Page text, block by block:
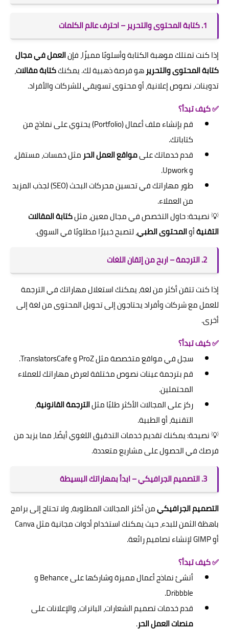
1. كتابة المحتوى والتحرير – احترف عالم الكلمات
إذا كنت تمتلك موهبة الكتابة وأسلوبًا مميزًا، فإنالعمل في مجال
كتابة المحتوى والتحريرهو فرصة ذهبية لك. يمكنككتابة مقالات،
تدوينات، نصوص إعلانية، أو محتوى تسويقي للشركات والأفراد.
✅ كيف تبدأ؟
قم بإنشاء ملف أعمال (Portfolio) يحتوي على نماذج من
كتاباتك.
قدم خدماتك علىمواقع العمل الحرمثل خمسات، مستقل،
و Upwork.
طور مهاراتك في تحسين محركات البحث (SEO) لجذب المزيد
من العملاء.
💡 نصيحة: حاول التخصص في مجال معين، مثلكتابة المقالات
التقنيةأوالمحتوى الطبي، لتصبح خبيرًا مطلوبًا في السوق.
2. الترجمة – اربح من إتقان اللغات
إذا كنت تتقن أكثر من لغة، يمكنك استغلال مهاراتك في الترجمة
للعمل مع شركات وأفراد يحتاجون إلى تحويل المحتوى من لغة إلى
أخرى.
✅ كيف تبدأ؟
سجل في مواقع متخصصة مثل ProZ و TranslatorsCafe.
قم بترجمة عينات نصوص مختلفة لعرض مهاراتك للعملاء
المحتملين.
ركز على المجالات الأكثر طلبًا مثلالترجمة القانونية،
التقنية، أو الطبية.
💡 نصيحة: يمكنك تقديم خدمات التدقيق اللغوي أيضًا، مما يزيد من
فرصك في الحصول على مشاريع متعددة.
3. التصميم الجرافيكي – ابدأ بمهاراتك البسيطة
التصميم الجرافيكيمن أكثر المجالات المطلوبة، ولا تحتاج إلى برامج
باهظة الثمن للبدء، حيث يمكنك استخدام أدوات مجانية مثل Canva
أو GIMP لإنشاء تصاميم رائعة.
✅ كيف تبدأ؟
أنشئ نماذج أعمال مميزة وشاركها على Behance و
Dribbble.
قدم خدمات تصميم الشعارات، البانرات، والإعلانات على
منصات العمل الحر.